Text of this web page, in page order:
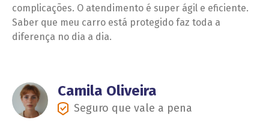
complicações. O atendimento é super ágil e eficiente.
Saber que meu carro está protegido faz toda a
diferença no dia a dia.
Camila Oliveira
Seguro que vale a pena